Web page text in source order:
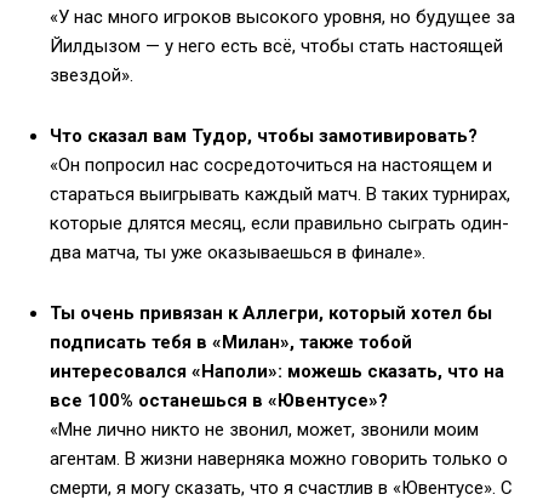
«У нас много игроков высокого уровня, но будущее за
Йилдызом — у него есть всё, чтобы стать настоящей
звездой».
Что сказал вам Тудор, чтобы замотивировать?
«Он попросил нас сосредоточиться на настоящем и
стараться выигрывать каждый матч. В таких турнирах,
которые длятся месяц, если правильно сыграть один-
два матча, ты уже оказываешься в финале».
Ты очень привязан к Аллегри, который хотел бы
подписать тебя в «Милан», также тобой
интересовался «Наполи»: можешь сказать, что на
все 100% останешься в «Ювентусе»?
«Мне лично никто не звонил, может, звонили моим
агентам. В жизни наверняка можно говорить только о
смерти, я могу сказать, что я счастлив в «Ювентусе». С